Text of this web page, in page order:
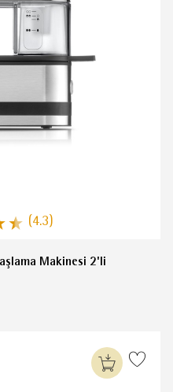
(4.3)
Makinesi 2'li